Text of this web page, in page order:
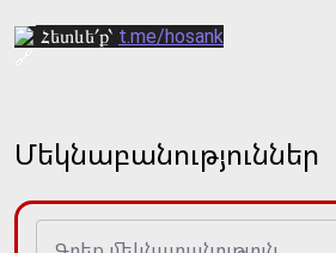
Հետևե՛ք՝ t.me/hosank
Մեկնաբանություններ